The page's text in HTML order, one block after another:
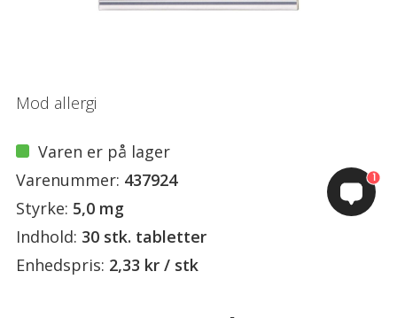
Mod allergi
Varen er på lager
Varenummer: 437924
Styrke: 5,0 mg
Indhold: 30 stk. tabletter
Enhedspris: 2,33 kr / stk
1